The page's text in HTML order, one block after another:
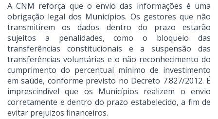
A CNM reforça que o envio das informações é uma
obrigação legal dos Municípios. Os gestores que não
transmitirem os dados dentro do prazo estarão
sujeitos a penalidades, como o bloqueio das
transferências constitucionais e a suspensão das
transferências voluntárias e o não reconhecimento do
cumprimento do percentual mínimo de investimento
em saúde, conforme previsto no Decreto 7.827/2012. É
imprescindível que os Municípios realizem o envio
corretamente e dentro do prazo estabelecido, a fim de
evitar prejuízos financeiros.